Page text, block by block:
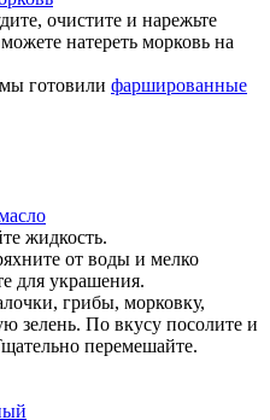
очистите и нарежьте
натереть морковь на
готовили фаршированные
жидкость.
от воды и мелко
для украшения.
грибы, морковку,
зелень. По вкусу посолите и
перемешайте.